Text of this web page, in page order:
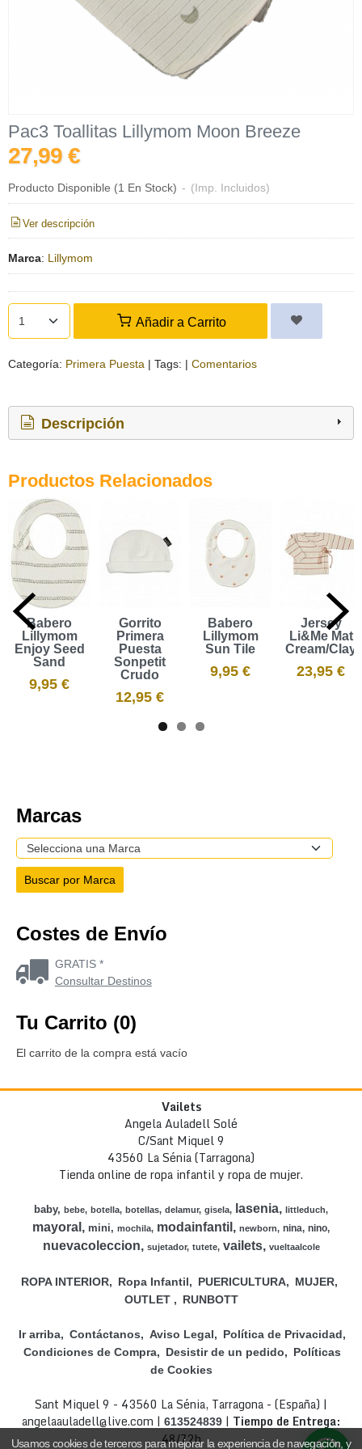
Pac3 Toallitas Lillymom Moon Breeze
27,99 €
Producto Disponible (1 En Stock) - (Imp. Incluidos)
Ver descripción
Marca: Lillymom
Añadir a Carrito
Categoría: Primera Puesta | Tags: | Comentarios
Descripción
Productos Relacionados
Babero
Lillymom
Enjoy Seed
Sand
9,95 €
Gorrito
Primera
Puesta
Sonpetit
Crudo
12,95 €
Babero
Lillymom
Sun Tile
9,95 €
Jersey
Li&Me Mat
Cream/Clay
23,95 €
Marcas
Costes de Envío
GRATIS *
Consultar Destinos
Tu Carrito (0)
El carrito de la compra está vacío
Vailets
Angela Auladell Solé
C/Sant Miquel 9
43560 La Sénia (Tarragona)
Tienda online de ropa infantil y ropa de mujer.
baby bebe botella botellas delamur gisela lasenia littleduch
mayoral mini mochila modainfantil newborn nina nino
nuevacoleccion sujetador tutete vailets vueltaalcole
ROPA INTERIOR Ropa Infantil PUERICULTURA
MUJER
OUTLET
RUNBOTT
Ir arriba Contáctanos Aviso Legal
Política de Privacidad
Condiciones de Compra
Desistir de un pedido
Políticas
de Cookies
Sant Miquel 9 - 43560 La Sénia, Tarragona - (España) |
angelaauladell@live.com | 613524839 | Tiempo de Entrega:
48/72h
Usamos cookies de terceros para mejorar la experiencia de navegación, y